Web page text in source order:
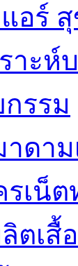
อร์
าะห์
รรม
ดาม
เน็ต
ตเสื้